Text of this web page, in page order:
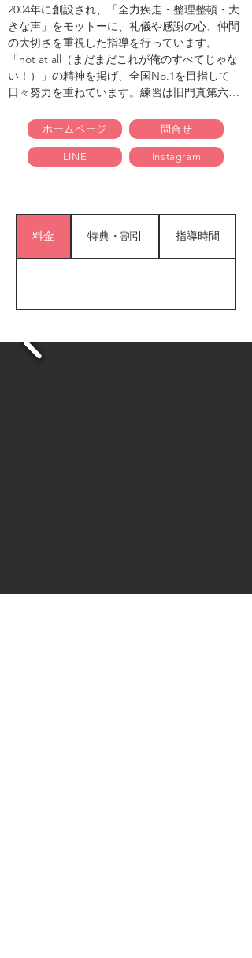
2004年に創設され、「全力疾走・整理整頓・大
きな声」をモットーに、礼儀や感謝の心、仲間
の大切さを重視した指導を行っています。
「not at all（まだまだこれが俺のすべてじゃな
い！）」の精神を掲げ、全国No.1を目指して
日々努力を重ねています。練習は旧門真第六中
付けています。また、女子選手の要望に応え、
女子チーム「なでしこビックドリームス」も活
動を開始しています。​
ホームページ 問合せ
LINE Instagram
料金 特典・割引 指導時間